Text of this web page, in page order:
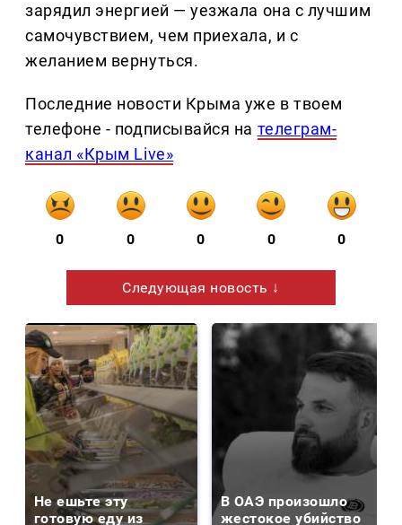
зарядил энергией — уезжала она с лучшим
самочувствием, чем приехала, и с
желанием вернуться.
Последние новости Крыма уже в твоем
телефоне - подписывайся на телеграм-
канал «Крым Live»
0 0 0 0 0
Следующая новость ↓
Не ешьте эту
готовую еду из
В ОАЭ произошло
жестокое убийство